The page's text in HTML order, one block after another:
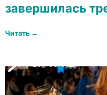
завершилась
Читать →